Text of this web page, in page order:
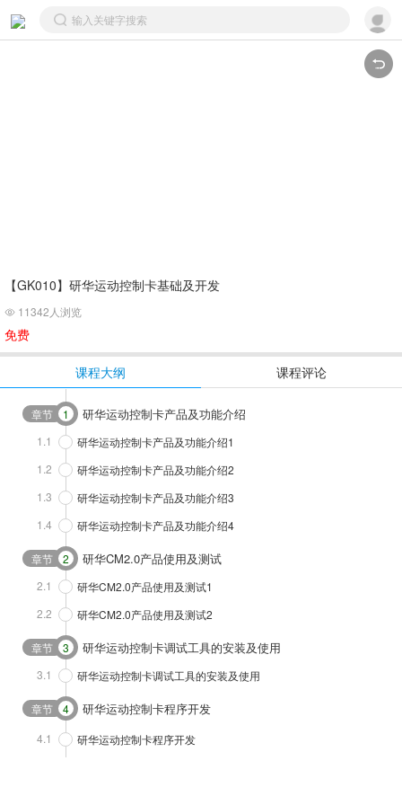
【GK010】研华运动控制卡基础及开发
 11342人浏览
免费
课程大纲 课程评论
章节 1 研华运动控制卡产品及功能介绍
1.1
研华运动控制卡产品及功能介绍1
1.2
研华运动控制卡产品及功能介绍2
1.3
研华运动控制卡产品及功能介绍3
1.4
研华运动控制卡产品及功能介绍4
章节 2 研华CM2.0产品使用及测试
2.1
研华CM2.0产品使用及测试1
2.2
研华CM2.0产品使用及测试2
章节 3 研华运动控制卡调试工具的安装及使用
3.1 研华运动控制卡调试工具的安装及使用
章节 4 研华运动控制卡程序开发
4.1 研华运动控制卡程序开发